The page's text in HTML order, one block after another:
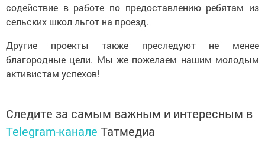
содействие в работе по предоставлению ребятам из
сельских школ льгот на проезд.
Другие проекты также преследуют не менее
благородные цели. Мы же пожелаем нашим молодым
активистам успехов!
Следите за самым важным и интересным в
Telegram-канале Татмедиа